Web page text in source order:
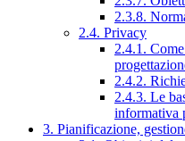
2.3.8.
2.4. Privacy
2.4.1.
2.4.2.
2.4.3. Le
informativa
3. Pianificazione,